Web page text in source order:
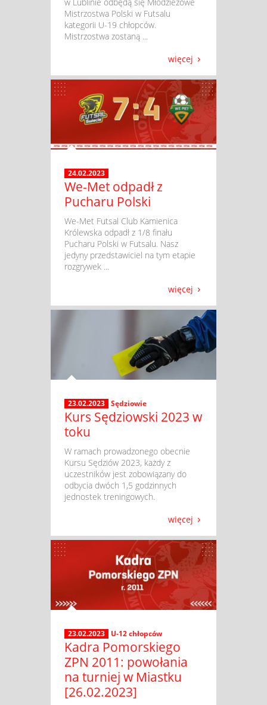
Mistrzostwa Polski w Futsalu
kategorii U-19 chłopców.
Mistrzostwa zostaną ...
więcej
24.02.2023
We-Met odpadł z
Pucharu Polski
​ We-Met Futsal Club Kamienica
Królewska odpadł z 1/8 finału
Pucharu Polski w Futsalu. Nasz
jedyny przedstawiciel na tym etapie
rozgrywek ...
więcej
23.02.2023 Sędziowie
Kurs Sędziowski 2023 w
toku
​ W ramach prowadzonego obecnie
Kursu Sędziów 2023, każdy z
uczestników jest zobowiązany do
odbycia dwóch 1,5 godzinnych
jednostek treningowych.
więcej
23.02.2023 U-12 chłopców
Kadra Pomorskiego
ZPN 2011: powołania
na turniej w Miastku
[26.02.2023]